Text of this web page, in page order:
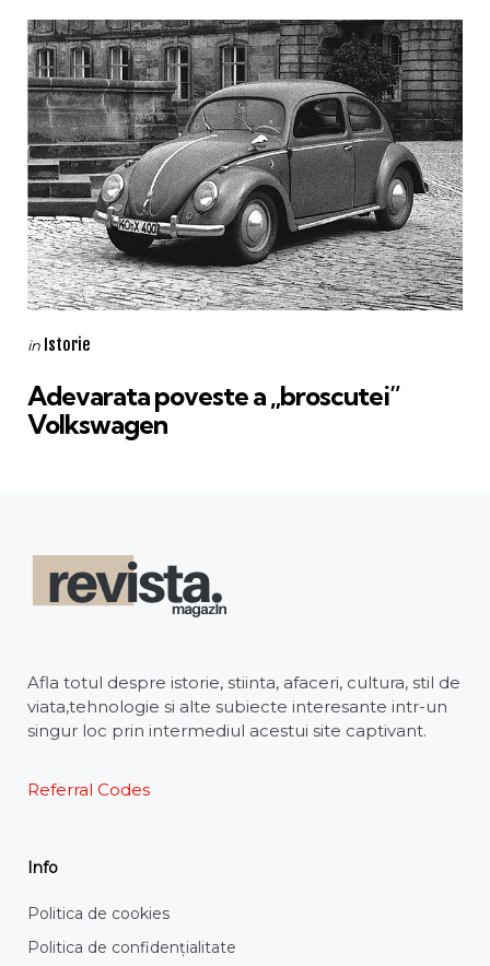
Categories
Posted
in Istorie
Adevarata poveste a „broscutei”
Volkswagen
Afla totul despre istorie, stiinta, afaceri, cultura, stil de
viata,tehnologie si alte subiecte interesante intr-un
singur loc prin intermediul acestui site captivant.
Referral Codes
Info
Politica de cookies
Politica de confidențialitate